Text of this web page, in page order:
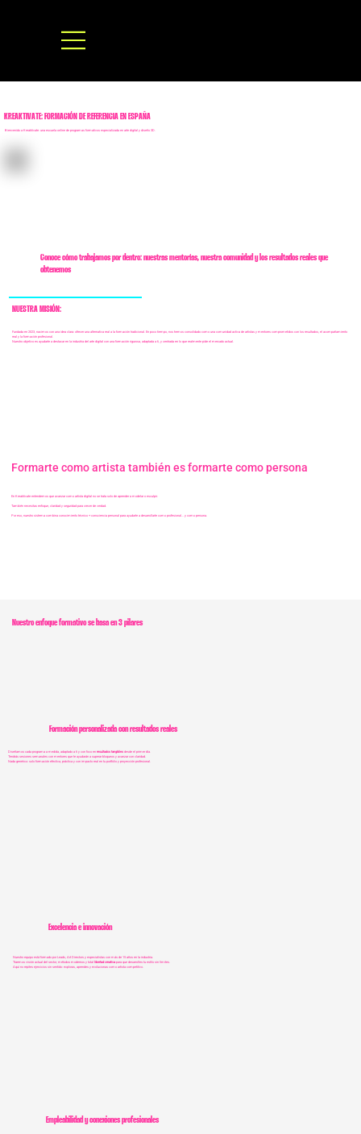
KREAKTIVATE: FORMACIÓN DE REFERENCIA EN ESPAÑA
Bienvenido a Kreaktivate: una escuela online de programas formativos especializada en arte digital y diseño 3D.
Conoce cómo trabajamos por dentro: nuestras mentorías, nuestra comunidad y los resultados reales que
obtenemos
NUESTRA MISIÓN:
Fundada en 2023, nacimos con una idea clara: ofrecer una alternativa real a la formación tradicional. En poco tiempo, nos hemos consolidado como una comunidad activa de artistas y mentores comprometidos con los resultados, el acompañamiento
real y la formación profesional.
Nuestro objetivo es ayudarte a destacar en la industria del arte digital con una formación rigurosa, adaptada a ti, y centrada en lo que realmente pide el mercado actual.
Formarte como artista también es formarte como persona
En Kreaktivate entendemos que avanzar como artista digital no se trata solo de aprender a modelar o esculpir.
También necesitas enfoque, claridad y seguridad para crecer de verdad.
Por eso, nuestro sistema combina conocimiento técnico + consciencia personal para ayudarte a desarrollarte como profesional… y como persona.
Nuestro enfoque formativo se basa en 3 pilares
Formación personalizada con resultados reales
Diseñamos cada programa a medida, adaptado a ti y con foco en resultados tangibles desde el primer día.
Tendrás sesiones semanales con mentores que te ayudarán a superar bloqueos y avanzar con claridad.
Nada genérico: solo formación efectiva, práctica y con impacto real en tu portfolio y proyección profesional.
Excelencia e innovación
Nuestro equipo está formado por Leads, Art Directors y especialistas con más de 15 años en la industria.
Traemos visión actual del sector, métodos modernos y total libertad creativapara que desarrolles tu estilo sin límites.
Aquí no repites ejercicios sin sentido: exploras, aprendes y evolucionas como artista competitivo.
Empleabilidad y conexiones profesionales